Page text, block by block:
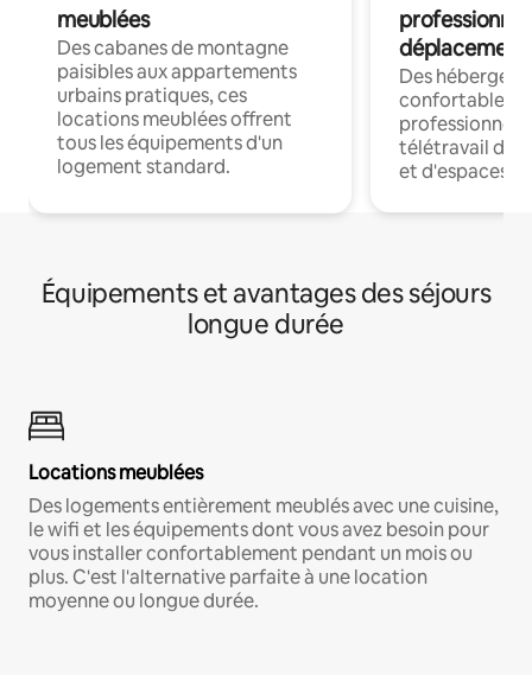
meublées
Des cabanes de montagne
paisibles aux appartements
urbains pratiques, ces
locations meublées offrent
tous les équipements d'un
logement standard.
déplacement
Des
confortables
professionnels
télétravail
et d'espaces
Équipements et avantages des séjours
longue durée
Locations meublées
Des logements entièrement meublés avec une cuisine,
le wifi et les équipements dont vous avez besoin pour
vous installer confortablement pendant un mois ou
plus. C'est l'alternative parfaite à une location
moyenne ou longue durée.